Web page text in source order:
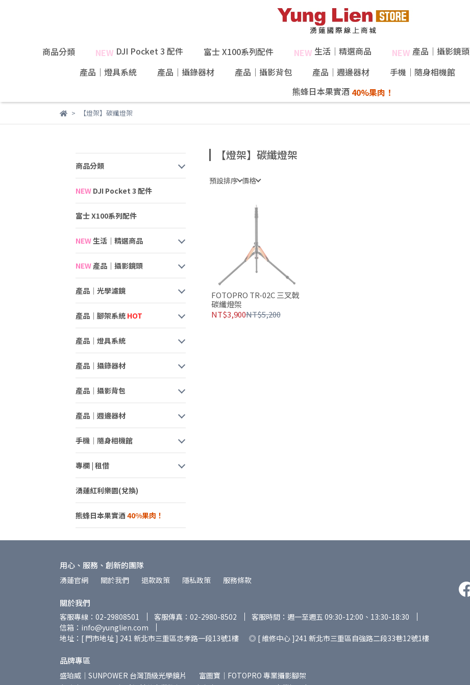
商品分類 NEW DJI Pocket 3 配件 富士 X100系列配件 NEW 生活｜精選商品 NEW 產品｜攝影鏡頭
產品｜燈具系統
產品｜攝錄器材 產品｜攝影背包 產品｜週邊器材 手機｜隨身相機館
熊蜂日本果實酒 40%果肉！
【燈架】碳纖燈架
商品分類
NEW DJI Pocket 3 配件
富士 X100系列配件
NEW生活｜精選商品
NEW 產品｜攝影鏡頭
產品｜光學濾鏡
產品｜腳架系統 HOT
產品｜燈具系統
產品｜攝錄器材
產品｜攝影背包
產品｜週邊器材
手機｜隨身相機館
專欄 | 租借
湧蓮紅利樂園(兌換)
熊蜂日本果實酒
【燈架】碳纖燈架
預設排序 價格
FOTOPRO TR-02C 三叉戟
碳纖燈架
NT$3,900NT$5,200
用心、服務、創新的團隊
湧蓮官網 關於我們 退款政策 隱私政策 服務條款
關於我們
客服專線：02-29808501 客服傳真：02-2980-8502
客服時間：週一至週五 09:30-12:00、13:30-18:30
信箱：info@yunglien.com
地址：[ 門市地址 ] 241 新北市三重區忠孝路一段13號1樓 ◎ [ 維修中心 ]241 新北市三重區自強路二段33巷12號1樓
品牌專區
盛珀威｜SUNPOWER 台灣頂級光學鏡片
富圖寶｜FOTOPRO 專業攝影腳架